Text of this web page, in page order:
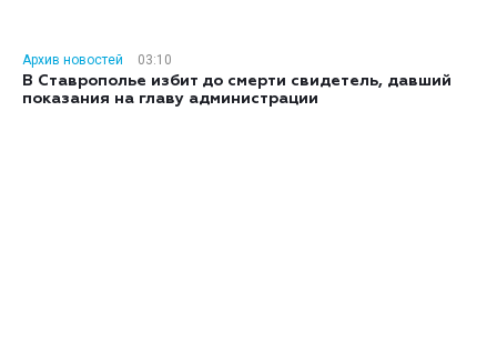
Архив новостей
03:10
В Ставрополье избит до смерти свидетель, давший
показания на главу администрации